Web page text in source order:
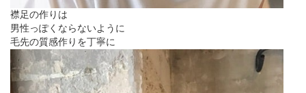
襟足の作りは
男性っぽくならないように
毛先の質感作りを丁寧に